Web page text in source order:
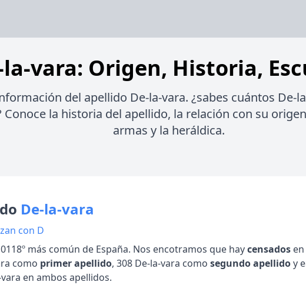
vara: Origen, Historia,
del apellido De-la-vara. ¿sabes cuántos De-
Conoce la historia del apellido, la relación con su
armas y la heráldica.
De-la-vara
con D
más común de España. Nos encotramos que haycensados
como primer apellido, 308 De-la-vara como segundo apellidoy
en ambos apellidos.